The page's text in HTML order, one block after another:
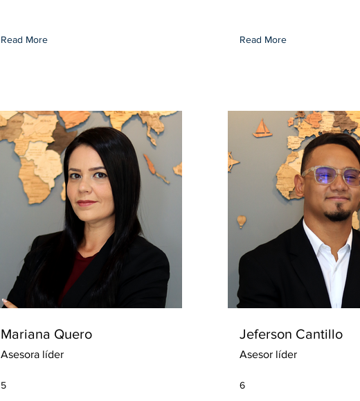
Read More
Mariana Quero
Asesora líder
5
Read More
Jeferson Cantillo
Asesor líder
6